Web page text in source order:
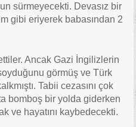
sürmeyecekti. Devasız bir
gibi eriyerek babasından 2
Ancak Gazi İngilizlerin
görmüş ve Türk
Tabii cezasını çok
bomboş bir yolda giderken
ve hayatını kaybedecekti.